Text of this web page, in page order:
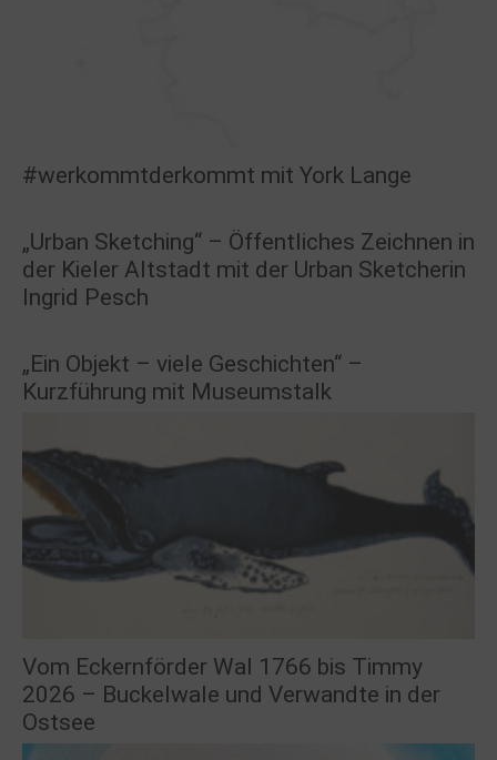
#werkommtderkommt mit York Lange
„Urban Sketching“ – Öffentliches Zeichnen in
der Kieler Altstadt mit der Urban Sketcherin
Ingrid Pesch
„Ein Objekt – viele Geschichten“ –
Kurzführung mit Museumstalk
Vom Eckernförder Wal 1766 bis Timmy
2026 – Buckelwale und Verwandte in der
Ostsee